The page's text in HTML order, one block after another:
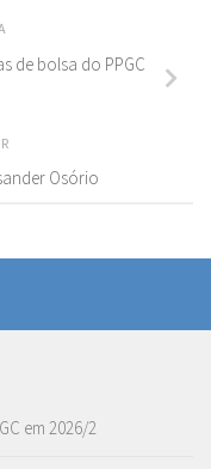
de bolsa do PPGC
Osório
em 2026/2